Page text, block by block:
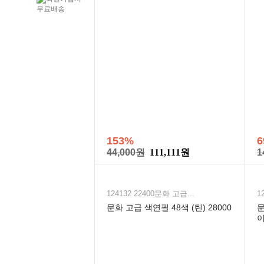
153%
44,000원 111,111원
124132 22400문화 고급...
문화 고급 색연필 48색 (틴) 28000